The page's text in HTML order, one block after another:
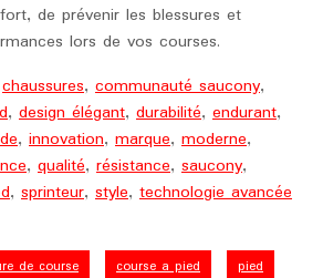
de prévenir les blessures et
lors de vos courses.
chaussures, communauté saucony,
, design élégant, durabilité, endurant,
, innovation, marque, moderne,
, qualité, résistance, saucony,
, sprinteur, style, technologie avancée
de course course a pied
pied